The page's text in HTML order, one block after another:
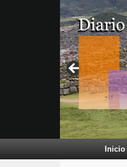
Inicio